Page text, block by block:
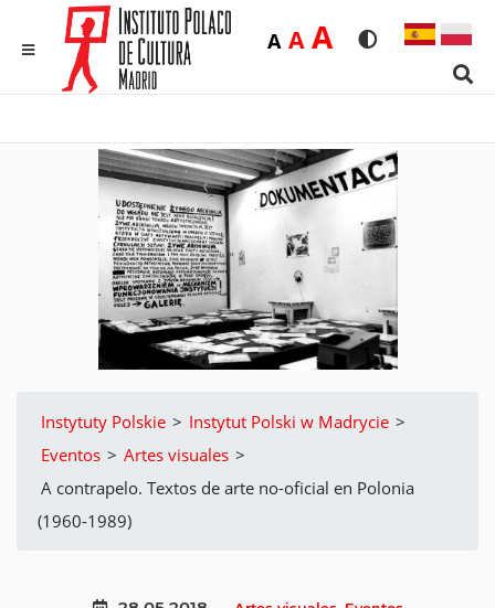
Rozmiar
ADomyślna
AŚrednia
ADużaWersja
Instytuty Polskie > Instytut Polski w Madrycie >
Eventos > Artes visuales >
A contrapelo. Textos de arte no-oficial en Polonia
(1960-1989)